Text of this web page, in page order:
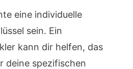
eine individuelle
sein. Ein
kann dir helfen, das
deine spezifischen